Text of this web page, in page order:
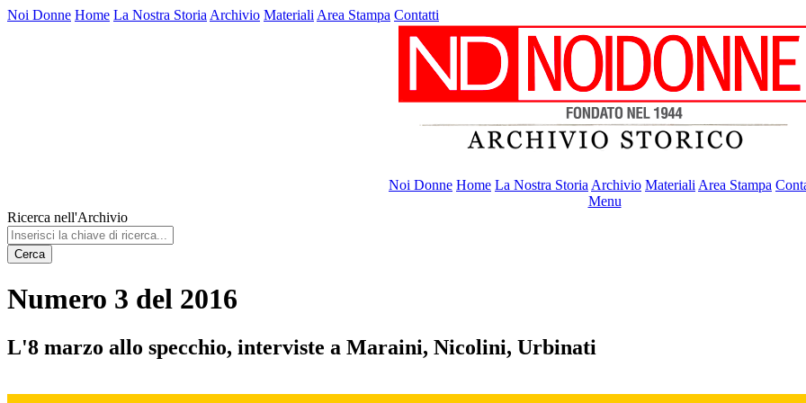
Noi Donne Home La Nostra Storia Archivio Materiali Area Stampa Contatti
Noi Donne Home La Nostra Storia Archivio Materiali Area Stampa
Menu
Ricerca nell'Archivio
Cerca
Numero 3 del 2016
L'8 marzo allo specchio, interviste a Maraini, Nicolini, Urbinati